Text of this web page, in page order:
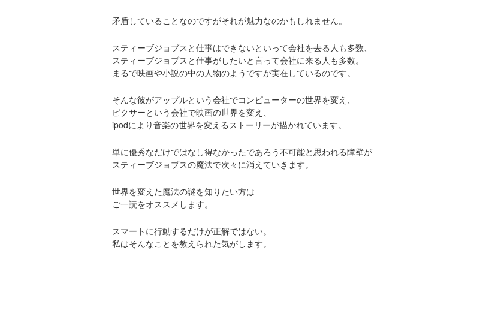
矛盾していることなのですがそれが魅力なのかもしれません。
スティーブジョブスと仕事はできないといって会社を去る人も多数、
スティーブジョブスと仕事がしたいと言って会社に来る人も多数。
まるで映画や小説の中の人物のようですが実在しているのです。
そんな彼がアップルという会社でコンピューターの世界を変え、
ピクサーという会社で映画の世界を変え、
ipodにより音楽の世界を変えるストーリーが描かれています。
単に優秀なだけではなし得なかったであろう不可能と思われる障壁が
スティーブジョブスの魔法で次々に消えていきます。
世界を変えた魔法の謎を知りたい方は
ご一読をオススメします。
スマートに行動するだけが正解ではない。
私はそんなことを教えられた気がします。